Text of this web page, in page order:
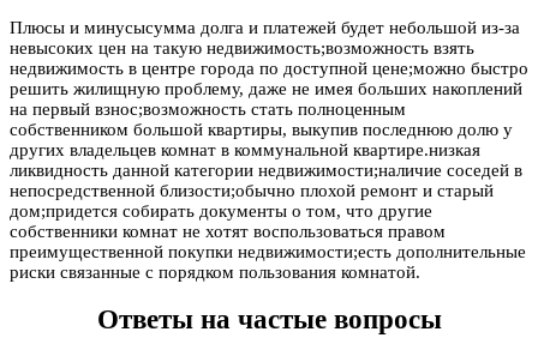
Плюсы и минусысумма долга и платежей будет небольшой из-за
невысоких цен на такую недвижимость;возможность взять
недвижимость в центре города по доступной цене;можно быстро
решить жилищную проблему, даже не имея больших накоплений
на первый взнос;возможность стать полноценным
собственником большой квартиры, выкупив последнюю долю у
других владельцев комнат в коммунальной квартире.низкая
ликвидность данной категории недвижимости;наличие соседей в
непосредственной близости;обычно плохой ремонт и старый
дом;придется собирать документы о том, что другие
собственники комнат не хотят воспользоваться правом
преимущественной покупки недвижимости;есть дополнительные
риски связанные с порядком пользования комнатой.
Ответы на частые вопросы